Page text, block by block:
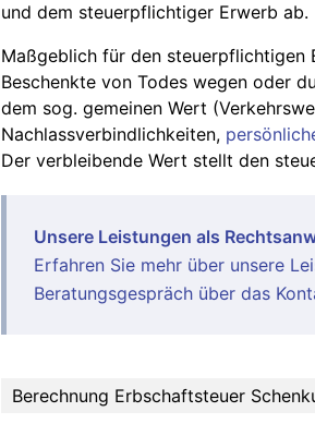
und dem steuerpflichtiger Erwerb ab.
Maßgeblich für den steuerpflichtigen
Beschenkte von Todes wegen oder
dem sog. gemeinen Wert
Nachlassverbindlichkeiten,
Der verbleibende Wert stellt den
Unsere Leistungen als
Erfahren Sie mehr über unsere
Beratungsgespräch über das
Berechnung Erbschaftsteuer